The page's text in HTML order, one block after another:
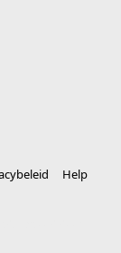
Help